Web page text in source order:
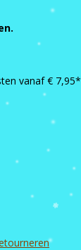
vanaf € 7,95*